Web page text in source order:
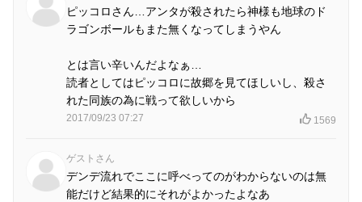
ピッコロさん…アンタが殺されたら神様も地球のド
ラゴンボールもまた無くなってしまうやん
とは言い辛いんだよなぁ…
読者としてはピッコロに故郷を見てほしいし、殺さ
れた同族の為に戦って欲しいから
2017/09/23 07:27 1569
ゲストさん
デンデ流れでここに呼べってのがわからないのは無
能だけど結果的にそれがよかったよなあ